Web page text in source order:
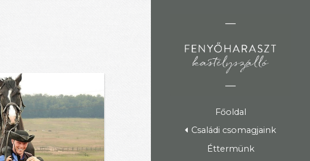
Főoldal
Családi csomagjaink
Éttermünk